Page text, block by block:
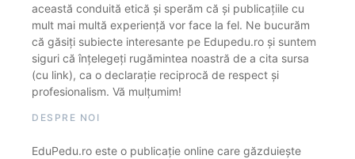
această conduită etică și sperăm că și publicațiile cu
mult mai multă experiență vor face la fel. Ne bucurăm
că găsiți subiecte interesante pe Edupedu.ro și suntem
siguri că înțelegeți rugămintea noastră de a cita sursa
(cu link), ca o declarație reciprocă de respect și
profesionalism. Vă mulțumim!
DESPRE NOI
EduPedu.ro este o publicație online care găzduiește